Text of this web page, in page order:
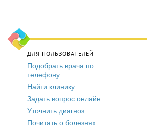
ДЛЯ ПОЛЬЗОВАТЕЛЕЙ
Подобрать врача по
телефону
Найти клинику
Задать вопрос онлайн
Уточнить диагноз
Почитать о болезнях